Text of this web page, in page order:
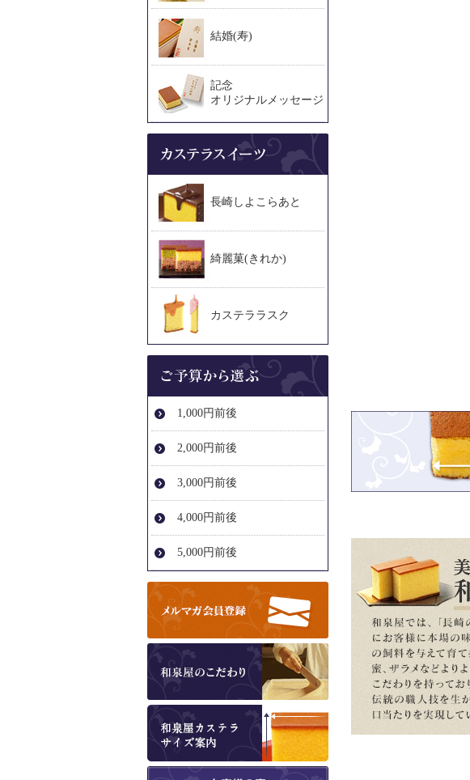
結婚(寿)
記念
オリジナルメッセージ
長崎しよこらあと
綺麗菓(きれか)
カステララスク
1,000円前後
2,000円前後
3,000円前後
4,000円前後
5,000円前後